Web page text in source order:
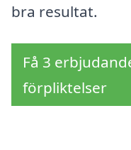
bra resultat.
Få 3
förpliktelser